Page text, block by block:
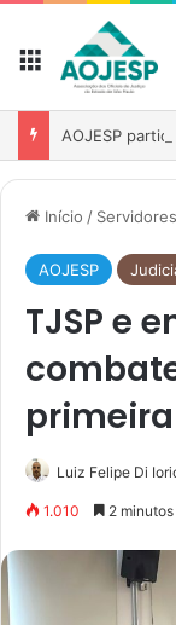
Início / Servidores
AOJESP
TJSP e
Luiz Felipe Di
1.010 2